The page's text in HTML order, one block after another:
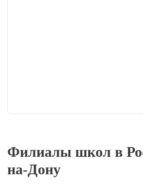
Филиалы школ в
на-Дону